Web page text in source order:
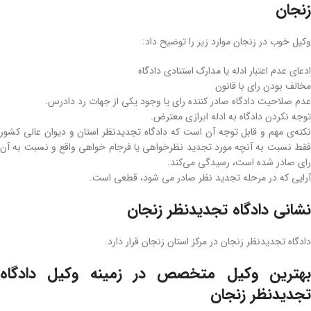
زنجان
وکیل خوب در زنجان موارد زیر را توضیح داد:
ادعای عدم اعتبار ادله یا مدارک استنادی دادگاه
مخالف بودن رای با قانون
عدم صلاحیت دادگاه صادر کننده رای یا وجود یکی از جهات رد دادرس.
توجه نکردن دادگاه به ادله ابرازی معترض.
نکته‌ی مهم و قابل توجه آن است که دادگاه تجدیدنظر استان و دیوان عالی کشور
فقط نسبت به آنچه مورد تجدید نظرخواهی یا فرجام خواهی واقع و نسبت به آن
رای صادر شده است، رسیدگی می‌کند.
آرایی که در مرحله تجدید نظر صادر می شود، قطعی است.
نشانی دادگاه تجدیدنظر زنجان
دادگاه تجدیدنظر زنجان در مرکز استان زنجان قرار دارد.
بهترین وکیل متخصص در زمینه وکیل دادگاه
تجدیدنظر زنجان